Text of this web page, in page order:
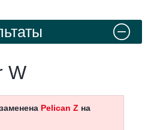
W
Pelican Z на